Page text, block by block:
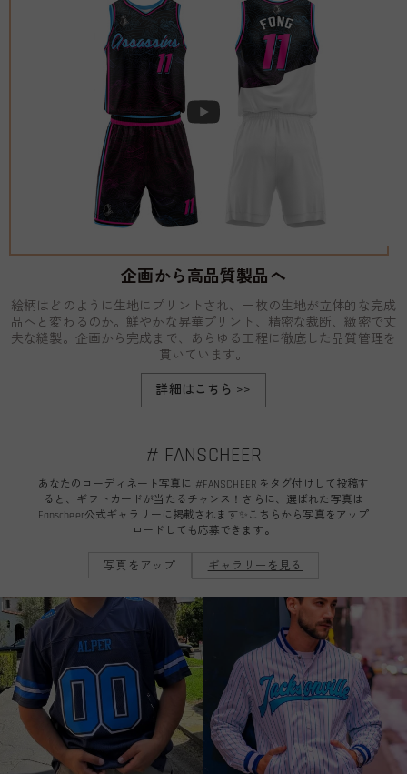
企画から高品質製品へ
絵柄はどのように生地にプリントされ、一枚の生地が立体的な完成
品へと変わるのか。鮮やかな昇華プリント、精密な裁断、緻密で丈
夫な縫製。企画から完成まで、あらゆる工程に徹底した品質管理を
貫いています。
詳細はこちら >>
# FANSCHEER
あなたのコーディネート写真に #FANSCHEER をタグ付けして投稿す
ると、ギフトカードが当たるチャンス！さらに、選ばれた写真は
Fanscheer公式ギャラリーに掲載されます✨こちらから写真をアップ
ロードしても応募できます。
写真をアップ ギャラリーを見る